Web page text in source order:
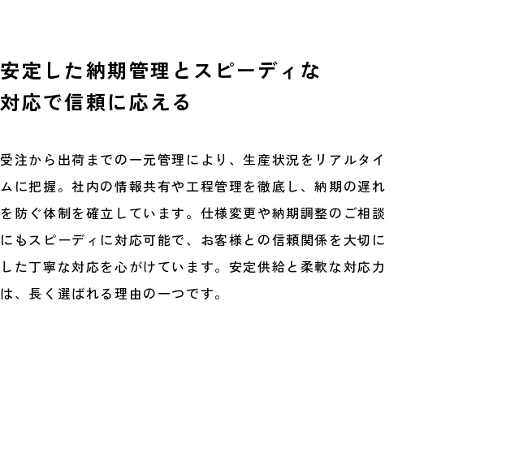
安定した納期管理とスピーディな
対応で信頼に応える
受注から出荷までの一元管理により、生産状況をリアルタイ
ムに把握。社内の情報共有や工程管理を徹底し、納期の遅れ
を防ぐ体制を確立しています。仕様変更や納期調整のご相談
にもスピーディに対応可能で、お客様との信頼関係を大切に
した丁寧な対応を心がけています。安定供給と柔軟な対応力
は、長く選ばれる理由の一つです。